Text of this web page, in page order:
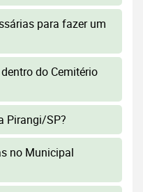
para fazer um
do Cemitério
Pirangi/SP?
no Municipal